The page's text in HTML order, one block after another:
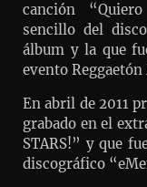
canción
sencillo del
álbum y la que
evento
En abril de 2011
grabado en el
STARS!” y que
discográfico